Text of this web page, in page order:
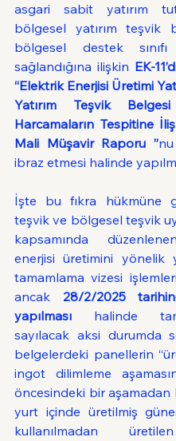
asgari sabit yatırım
bölgesel yatırım teşvik
bölgesel destek sınıfı
sağlandığına ilişkin EK-
“Elektrik Enerjisi Üretimi
Yatırım Teşvik
Harcamaların Tespitine
Mali Müşavir Raporu ”nu
ibraz etmesi halinde
İşte bu fıkra hükmüne
teşvik ve bölgesel teşvik
kapsamında
enerjisi üretimini yönelik
tamamlama vizesi
ancak 28/2/2025
yapılması halinde
sayılacak aksi durumda
belgelerdeki panellerin
ingot dilimleme
öncesindeki bir aşamadan
yurt içinde üretilmiş
kullanılmadan